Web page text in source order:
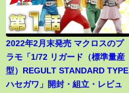
2022年2月末発売 マクロスのプ
ラモ「1/72 リガード（標準量産
型）REGULT STANDARD TYPE
ハセガワ」開封・組立・レビュ